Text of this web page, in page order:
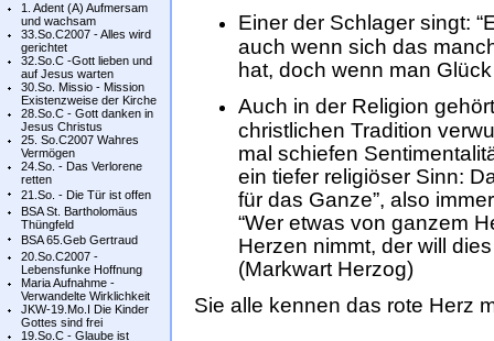
1. Adent (A) Aufmersam
und wachsam
33.So.C2007 - Alles wird
gerichtet
32.So.C -Gott lieben und
auf Jesus warten
30.So. Missio - Mission
Existenzweise der Kirche
28.So.C - Gott danken in
Jesus Christus
25. So.C2007 Wahres
Vermögen
24.So. - Das Verlorene
retten
21.So. - Die Tür ist offen
BSA St. Bartholomäus
Thüngfeld
BSA 65.Geb Gertraud
20.So.C2007 -
Lebensfunke Hoffnung
Maria Aufnahme -
Verwandelte Wirklichkeit
JKW-19.Mo.I Die Kinder
Gottes sind frei
19.So.C - Glaube ist
Einer der Schlager singt:
auch wenn sich das
hat, doch wenn man
Auch in der Religion
christlichen Tradition
mal schiefen
ein tiefer religiöser Sinn:
für das Ganze”, also
“Wer etwas von ganzem
Herzen nimmt, der will
(Markwart Herzog)
Sie alle kennen das rote Herz